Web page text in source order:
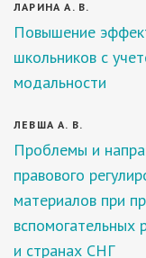
ЛАРИНА А. В.
Повышение
школьников с
модальности
ЛЕВША А. В.
Проблемы и
правового
материалов при
вспомогательных
и странах СНГ